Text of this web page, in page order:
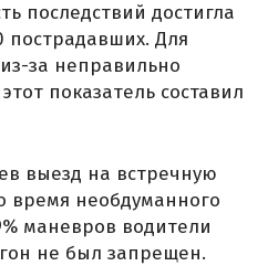
последствий достигла
пострадавших. Для
за неправильно
показатель составил
выезд на встречную
время необдуманного
маневров водители
не был запрещен.